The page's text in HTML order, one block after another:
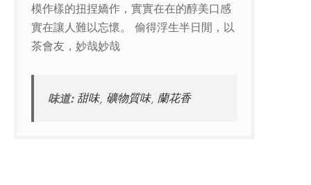
模作樣的扭捏嬌作，實實在在的醇美口感
實在讓人難以忘懷。 偷得浮生半日閒，以
茶會友，妙哉妙哉
味道: 甜味, 礦物質味, 蘭花香